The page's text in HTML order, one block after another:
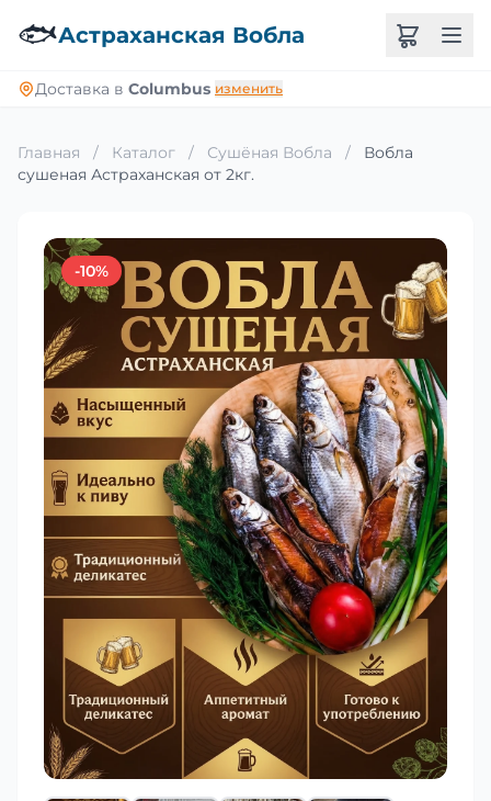
🐟Астраханская Вобла
Доставка в Columbus изменить
Главная / Каталог / Сушёная Вобла /
Вобла
сушеная Астраханская от 2кг.
-10%